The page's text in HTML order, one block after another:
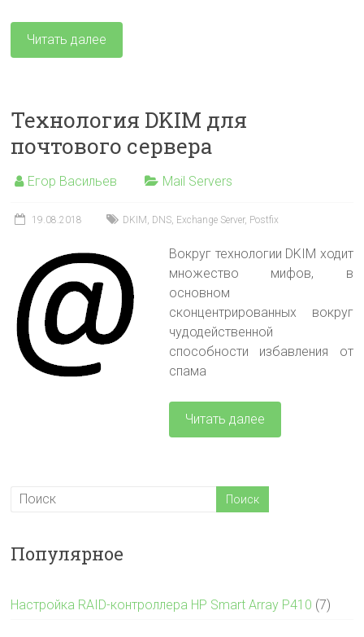
Читать далее
Технология DKIM для
почтового сервера
Егор Васильев Mail Servers
19.08.2018 DKIM, DNS, Exchange Server, Postfix
Вокруг технологии DKIM ходит
множество мифов, в
основном
сконцентрированных вокруг
чудодейственной
способности избавления от
спама
Читать далее
Популярное
Настройка RAID-контроллера HP Smart Array P410 (7)